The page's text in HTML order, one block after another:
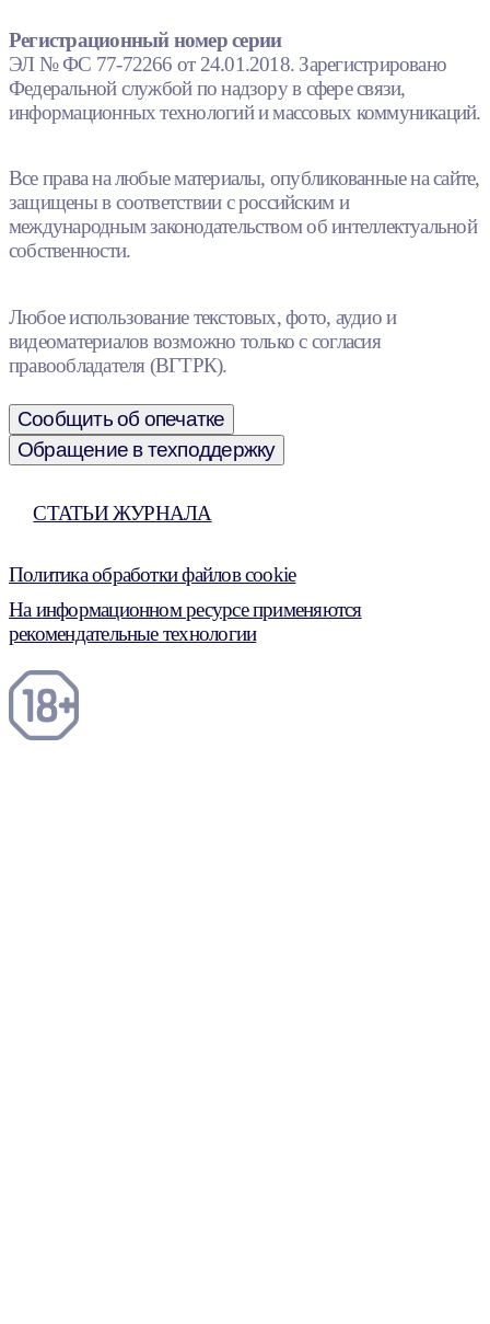
Регистрационный номер серии
ЭЛ № ФС 77-72266 от 24.01.2018. Зарегистрировано
Федеральной службой по надзору в сфере связи,
информационных технологий и массовых коммуникаций.
Все права на любые материалы, опубликованные на сайте,
защищены в соответствии с российским и
международным законодательством об интеллектуальной
собственности.
Любое использование текстовых, фото, аудио и
видеоматериалов возможно только с согласия
правообладателя (ВГТРК).
Сообщить об опечатке
Обращение в техподдержку
СТАТЬИ ЖУРНАЛА
Политика обработки файлов cookie
На информационном ресурсе применяются
рекомендательные технологии